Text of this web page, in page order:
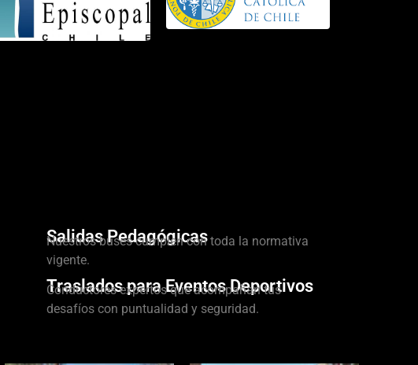
Salidas Pedagógicas
Nuestros buses cumplen con toda la normativa
vigente.
Traslados para Eventos Deportivos
Conductores expertos que acompañan tus
desafíos con puntualidad y seguridad.